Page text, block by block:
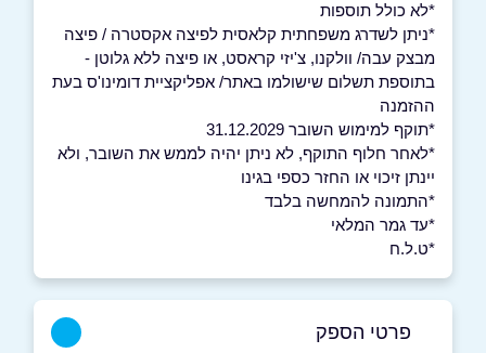
*לא כולל תוספות
*ניתן לשדרג משפחתית קלאסית לפיצה אקסטרה / פיצה
מבצק עבה/ וולקנו, צ'יזי קראסט, או פיצה ללא גלוטן -
בתוספת תשלום שישולמו באתר/ אפליקציית דומינו'ס בעת
ההזמנה
*תוקף למימוש השובר 31.12.2029
*לאחר חלוף התוקף, לא ניתן יהיה לממש את השובר, ולא
יינתן זיכוי או החזר כספי בגינו
*התמונה להמחשה בלבד
*עד גמר המלאי
*ט.ל.ח
פרטי הספק